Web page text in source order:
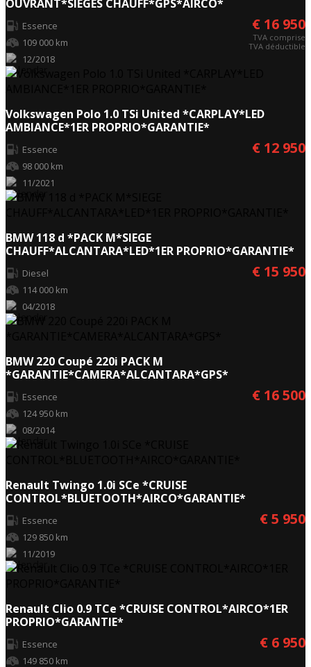
OUVRANT*SIEGES CHAUFF*GPS*AIRCO*
Essence
109 000 km
12/2018
€ 16 950
TVA comprise
TVA déductible
Volkswagen Polo 1.0 TSi United *CARPLAY*LED
AMBIANCE*1ER PROPRIO*GARANTIE*
Essence
98 000 km
11/2021
€ 12 950
BMW 118 d *PACK M*SIEGE
CHAUFF*ALCANTARA*LED*1ER PROPRIO*GARANTIE*
Diesel
114 000 km
04/2018
€ 15 950
BMW 220 Coupé 220i PACK M
*GARANTIE*CAMERA*ALCANTARA*GPS*
Essence
124 950 km
08/2014
€ 16 500
Renault Twingo 1.0i SCe *CRUISE
CONTROL*BLUETOOTH*AIRCO*GARANTIE*
Essence
129 850 km
11/2019
€ 5 950
Renault Clio 0.9 TCe *CRUISE CONTROL*AIRCO*1ER
PROPRIO*GARANTIE*
Essence
149 850 km
€ 6 950